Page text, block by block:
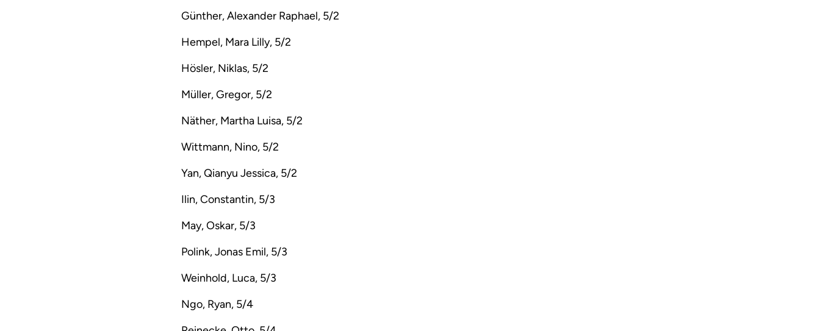
Günther, Alexander Raphael, 5/2
Hempel, Mara Lilly, 5/2
Hösler, Niklas, 5/2
Müller, Gregor, 5/2
Näther, Martha Luisa, 5/2
Wittmann, Nino, 5/2
Yan, Qianyu Jessica, 5/2
Ilin, Constantin, 5/3
May, Oskar, 5/3
Polink, Jonas Emil, 5/3
Weinhold, Luca, 5/3
Ngo, Ryan, 5/4